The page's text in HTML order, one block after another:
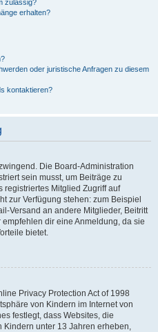
zulässig?
erhalten?
oder juristische Anfragen zu diesem
kontaktieren?
Die Board-Administration
sein musst, um Beiträge zu
registriertes Mitglied Zugriff auf
zur Verfügung stehen: zum Beispiel
Versand an andere Mitglieder, Beitritt
dir eine Anmeldung, da sie
bietet.
Privacy Protection Act of 1998
von Kindern im Internet von
festlegt, dass Websites, die
unter 13 Jahren erheben,